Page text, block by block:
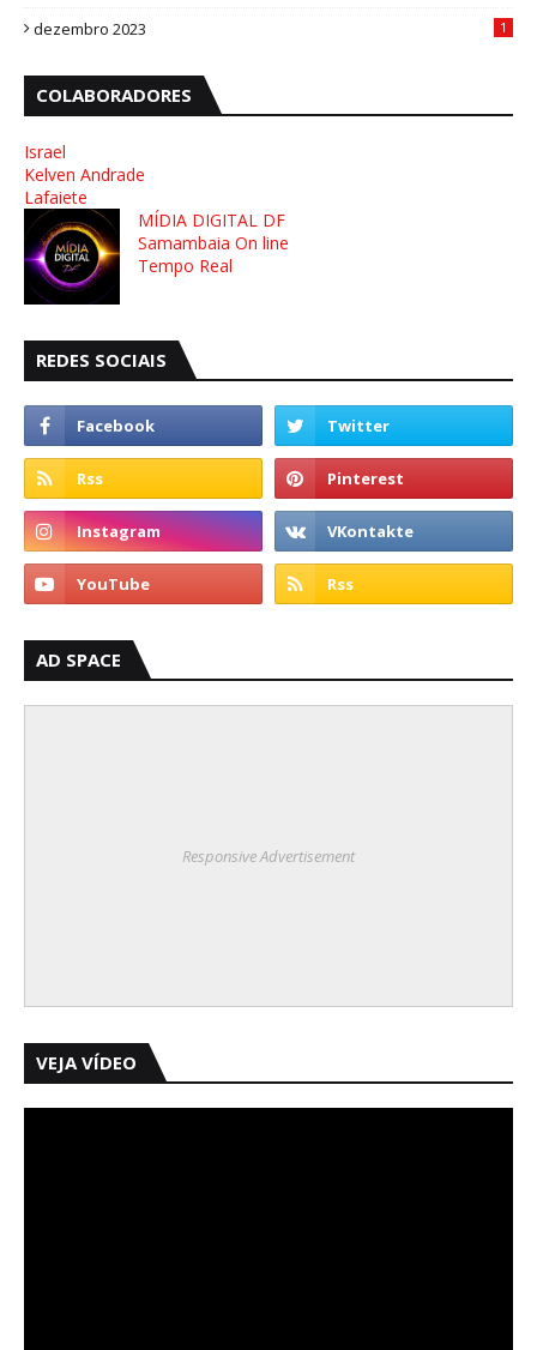
dezembro 2023 1
COLABORADORES
Israel
Kelven Andrade
Lafaiete
MÍDIA DIGITAL DF
Samambaia On line
Tempo Real
REDES SOCIAIS
AD SPACE
Responsive Advertisement
VEJA VÍDEO